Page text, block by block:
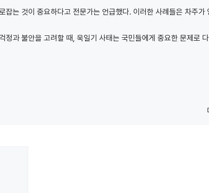
는 것이 중요하다고 전문가는 언급했다. 이러한 사례들은 차주가
과 불안을 고려할 때, 욱일기 사태는 국민들에게 중요한 문제로